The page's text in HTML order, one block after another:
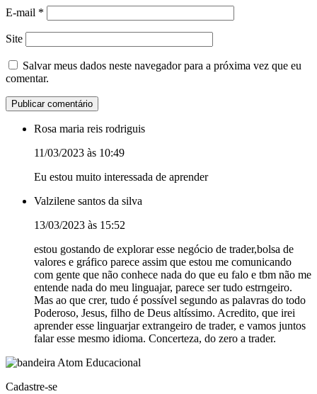
E-mail *
Site
Salvar meus dados neste navegador para a próxima vez que eu
comentar.
Rosa maria reis rodriguis
11/03/2023 às 10:49
Eu estou muito interessada de aprender
Valzilene santos da silva
13/03/2023 às 15:52
estou gostando de explorar esse negócio de trader,bolsa de
valores e gráfico parece assim que estou me comunicando
com gente que não conhece nada do que eu falo e tbm não me
entende nada do meu linguajar, parece ser tudo estrngeiro.
Mas ao que crer, tudo é possível segundo as palavras do todo
Poderoso, Jesus, filho de Deus altíssimo. Acredito, que irei
aprender esse linguarjar extrangeiro de trader, e vamos juntos
falar esse mesmo idioma. Concerteza, do zero a trader.
Cadastre-se